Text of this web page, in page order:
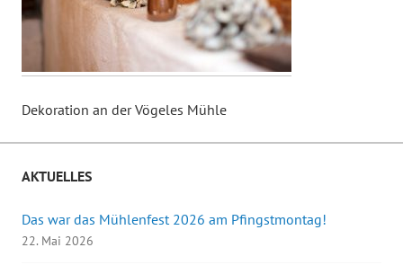
Dekoration an der Vögeles Mühle
AKTUELLES
Das war das Mühlenfest 2026 am Pfingstmontag!
22. Mai 2026